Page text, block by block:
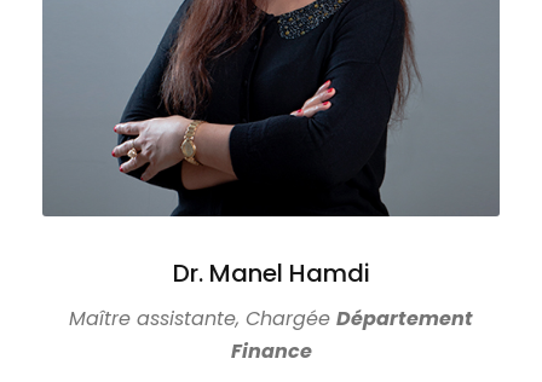
Dr. Manel Hamdi
Maître assistante, Chargée Département
Finance